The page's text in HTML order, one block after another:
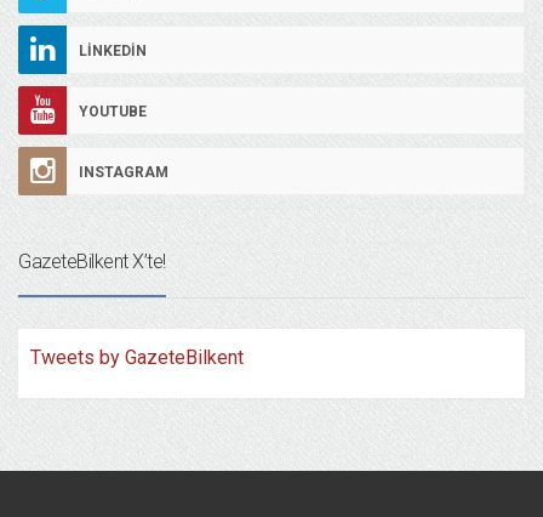
LINKEDIN
YOUTUBE
INSTAGRAM
GazeteBilkent X’te!
Tweets by GazeteBilkent